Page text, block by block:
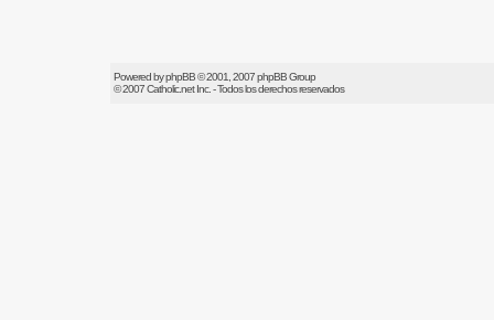
Powered byphpBB© 2001, 2007 phpBB Group
© 2007Catholic.netInc. - Todos los derechos reservados